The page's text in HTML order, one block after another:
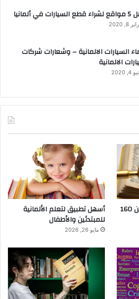
ألمانيا
8, 2020
السيارات الالمانية – وشعارات شركات
الالمانية
2020
أسهل تطبيق لتعلّم أكثر من 160
أسهل تطبيق لتعلم الألمانية
للمبتدئين والأطفال
مايو 26, 2026